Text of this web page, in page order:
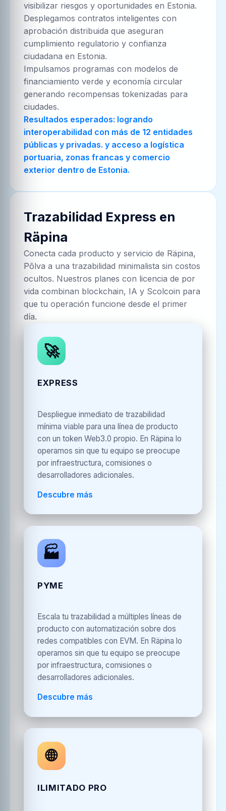
visibilizar riesgos y oportunidades en Estonia.
Desplegamos contratos inteligentes con
aprobación distribuida que aseguran
cumplimiento regulatorio y confianza
ciudadana en Estonia.
Impulsamos programas con modelos de
financiamiento verde y economía circular
generando recompensas tokenizadas para
ciudades.
Resultados esperados: logrando
interoperabilidad con más de 12 entidades
públicas y privadas. y acceso a logística
portuaria, zonas francas y comercio
exterior dentro de Estonia.
Trazabilidad Express en
Räpina
Conecta cada producto y servicio de Räpina,
Põlva a una trazabilidad minimalista sin costos
ocultos. Nuestros planes con licencia de por
vida combinan blockchain, IA y Scolcoin para
que tu operación funcione desde el primer
día.
🚀
EXPRESS
Despliegue inmediato de trazabilidad
mínima viable para una línea de producto
con un token Web3.0 propio. En Räpina lo
operamos sin que tu equipo se preocupe
por infraestructura, comisiones o
desarrolladores adicionales.
Descubre más
🏭
PYME
Escala tu trazabilidad a múltiples líneas de
producto con automatización sobre dos
redes compatibles con EVM. En Räpina lo
operamos sin que tu equipo se preocupe
por infraestructura, comisiones o
desarrolladores adicionales.
Descubre más
🌐
ILIMITADO PRO